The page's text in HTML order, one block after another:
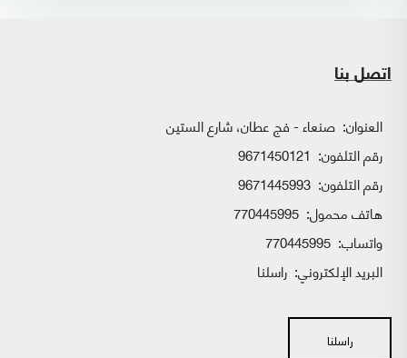
اتصل بنا
العنوان: صنعاء - فج عطان، شارع الستين
رقم التلفون: 9671450121
رقم التلفون: 9671445993
هاتف محمول: 770445995
واتساب:
البريد الإلكتروني: راسلنا
راسلنا